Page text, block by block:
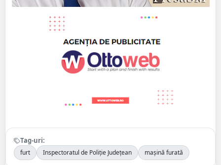
Tag-uri:
furt Inspectoratul de Poliție Județean mașină furată